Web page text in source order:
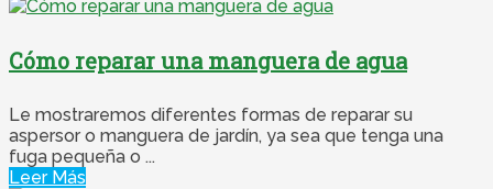
Cómo reparar una manguera de agua
Le mostraremos diferentes formas de reparar su
aspersor o manguera de jardín, ya sea que tenga una
fuga pequeña o ...
Leer Más